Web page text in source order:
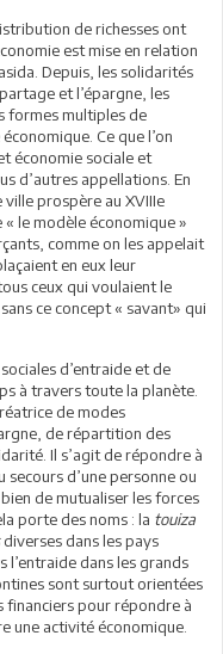
de richesses ont
est mise en relation
Depuis, les solidarités
et l’épargne, les
formes multiples de
Ce que l’on
économie sociale et
d’autres appellations. En
prospère au XVIIIe
le modèle économique »
comme on les appelait
en eux leur
ceux qui voulaient le
ce concept « savant» qui
d’entraide et de
à travers toute la planète.
de modes
de répartition des
Il s’agit de répondre à
secours d’une personne ou
de mutualiser les forces
porte des noms : la touiza
diverses dans les pays
dans les grands
sont surtout orientées
financiers pour répondre à
une activité économique.